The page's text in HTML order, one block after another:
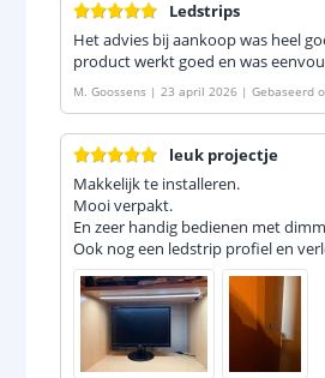
Ledstrips
Het advies bij aankoop was heel
product werkt goed en was
M. Goossens | 23 april 2026 | Gebaseerd
SMD leds p/m'
leuk projectje
Makkelijk te installeren.
Mooi verpakt.
En zeer handig bedienen met
Ook nog een ledstrip profiel en